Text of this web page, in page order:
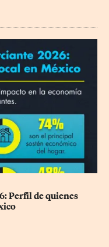
Perfil de quienes